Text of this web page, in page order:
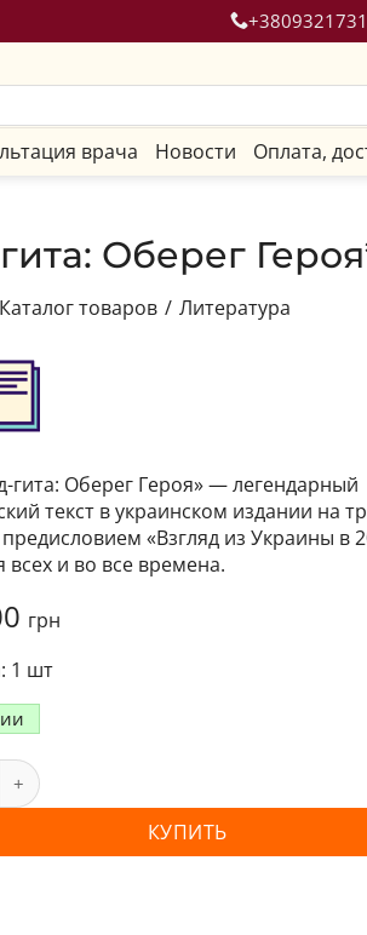
врача Новости Оплата,
Оберег
Каталог товаров / Литература
гита: Оберег Героя» — легендарный
текст в украинском издании на
«Взгляд из Украины в
всех и во все времена.
грн
1 шт
КУПИТЬ